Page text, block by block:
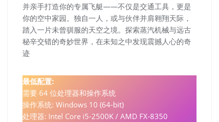
并亲手打造你的专属飞艇——不仅是交通工具，更是
你的空中家园。独自一人，或与伙伴并肩翱翔天际，
踏入一片未曾驯服的天空之境。探索蒸汽机械与远古
秘辛交错的奇妙世界，在未知之中发现震撼人心的奇
迹
最低配置:
需要 64 位处理器和操作系统
操作系统: Windows 10 (64-bit)
处理器: Intel Core i5-2500K / AMD FX-8350